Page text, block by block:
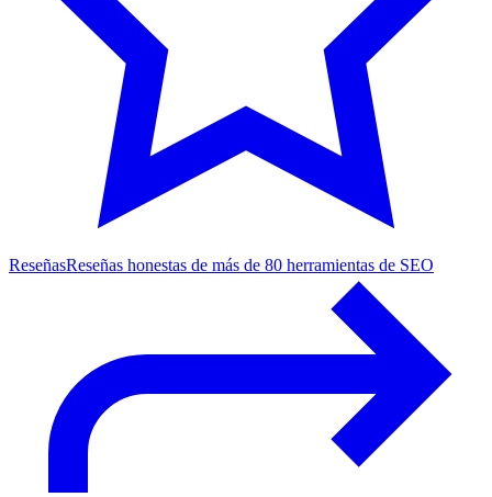
ReseñasReseñas honestas de más de 80 herramientas de SEO